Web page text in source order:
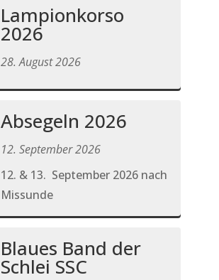
Lampionkorso
2026
28. August 2026
Absegeln 2026
12. September 2026
12. & 13. September 2026 nach
Missunde
Blaues Band der
Schlei SSC